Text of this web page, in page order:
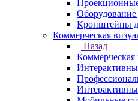
Кронштейны
Коммерческая
Назад
Коммерческая